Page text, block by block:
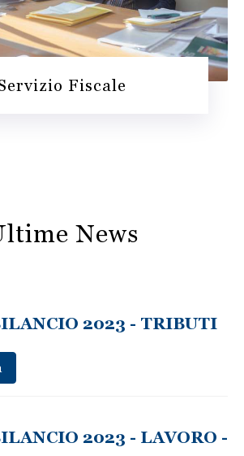
Fiscale
News
2023 - TRIBUTI
2023 - LAVORO -